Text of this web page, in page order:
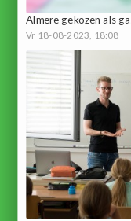
Almere gekozen als
Vr 18-08-2023, 18:08